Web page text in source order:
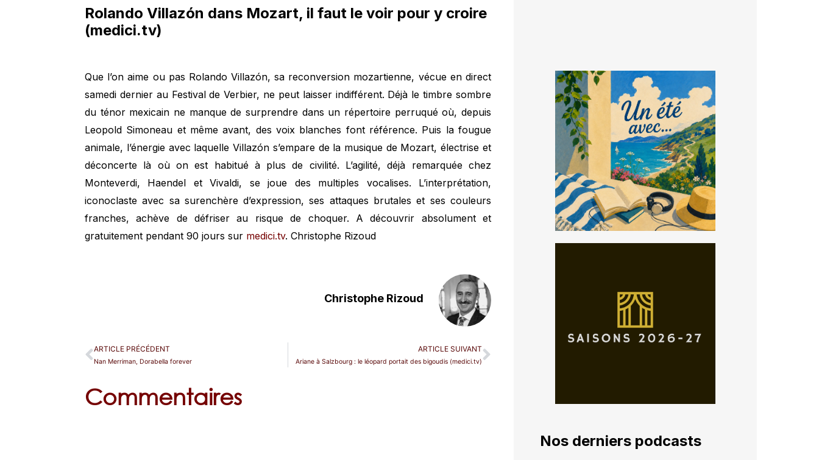
Rolando Villazón dans Mozart, il faut le voir pour y croire
(medici.tv)
Que l’on aime ou pas Rolando Villazón, sa reconversion mozartienne, vécue en direct
samedi dernier au Festival de Verbier, ne peut laisser indifférent. Déjà le timbre sombre
du ténor mexicain ne manque de surprendre dans un répertoire perruqué où, depuis
Leopold Simoneau et même avant, des voix blanches font référence. Puis la fougue
animale, l’énergie avec laquelle Villazón s’empare de la musique de Mozart, électrise et
déconcerte là où on est habitué à plus de civilité. L’agilité, déjà remarquée chez
Monteverdi, Haendel et Vivaldi, se joue des multiples vocalises. L’interprétation,
iconoclaste avec sa surenchère d’expression, ses attaques brutales et ses couleurs
franches, achève de défriser au risque de choquer. A découvrir absolument et
gratuitement pendant 90 jours sur medici.tv. Christophe Rizoud
Christophe Rizoud
ARTICLE PRÉCÉDENT
Nan Merriman, Dorabella forever
ARTICLE SUIVANT
Ariane à Salzbourg : le léopard portait des bigoudis (medici.tv)
Commentaires
Nos derniers podcasts